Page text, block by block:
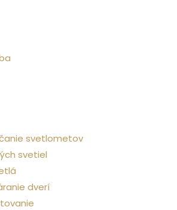
svetlometov
svetiel
dverí